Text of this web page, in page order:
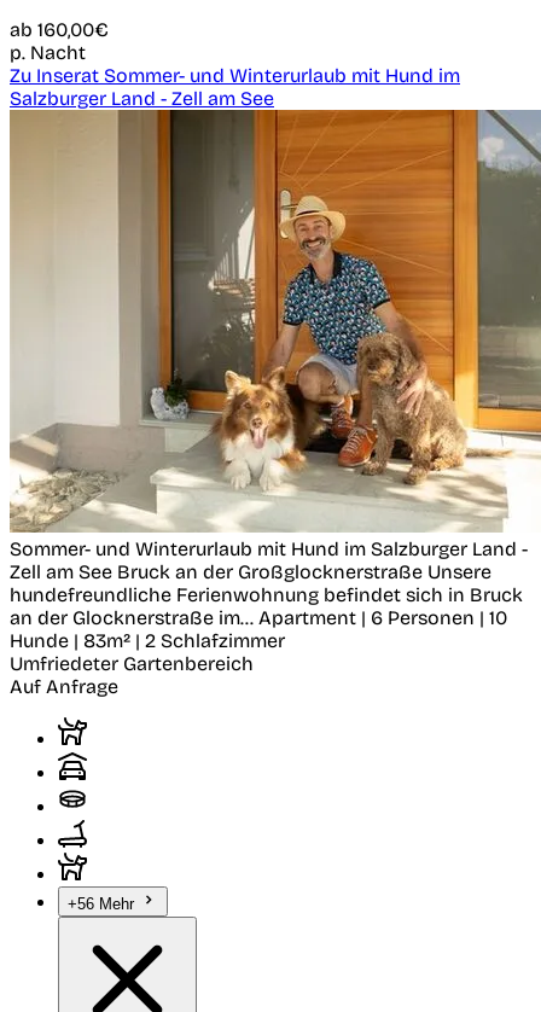
ab 160,00€
p. Nacht
Zu Inserat Sommer- und Winterurlaub mit Hund im
Salzburger Land - Zell am See
Sommer- und Winterurlaub mit Hund im Salzburger Land -
Zell am See Bruck an der Großglocknerstraße Unsere
hundefreundliche Ferienwohnung befindet sich in Bruck
an der Glocknerstraße im... Apartment | 6 Personen | 10
Hunde | 83m² | 2 Schlafzimmer
Umfriedeter Gartenbereich
Auf Anfrage
+56 Mehr